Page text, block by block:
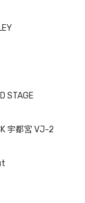
STAGE
宇都宮 VJ-2